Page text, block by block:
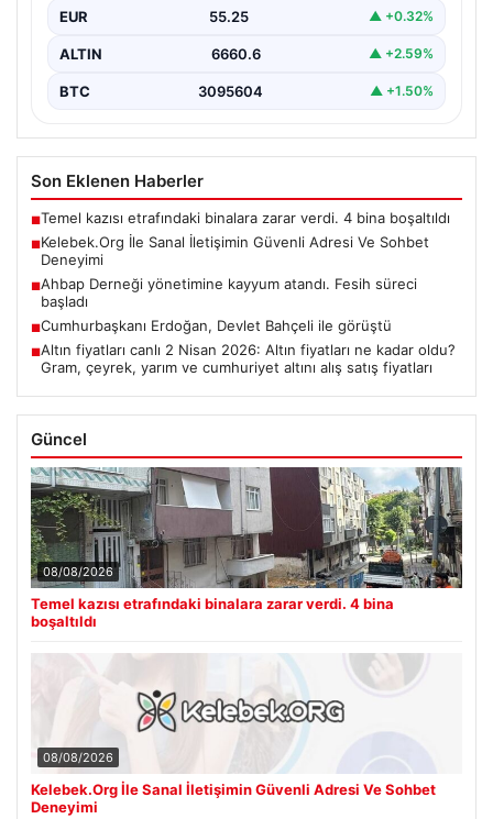
EUR 55.25 ▲ +0.32%
ALTIN 6660.6 ▲ +2.59%
BTC 3095604 ▲ +1.50%
Son Eklenen Haberler
■Temel kazısı etrafındaki binalara zarar verdi. 4 bina boşaltıldı
■Kelebek.Org İle Sanal İletişimin Güvenli Adresi Ve Sohbet
Deneyimi
■Ahbap Derneği yönetimine kayyum atandı. Fesih süreci
başladı
■Cumhurbaşkanı Erdoğan, Devlet Bahçeli ile görüştü
■Altın fiyatları canlı 2 Nisan 2026: Altın fiyatları ne kadar oldu?
Gram, çeyrek, yarım ve cumhuriyet altını alış satış fiyatları
Güncel
08/08/2026
Temel kazısı etrafındaki binalara zarar verdi. 4 bina
boşaltıldı
08/08/2026
Kelebek.Org İle Sanal İletişimin Güvenli Adresi Ve Sohbet
Deneyimi